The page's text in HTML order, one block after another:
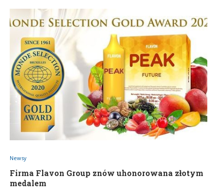
Newsy
Firma Flavon Group znów uhonorowana złotym
medalem